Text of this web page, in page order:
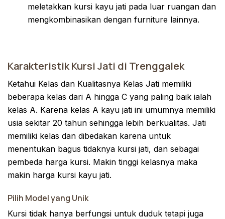
meletakkan kursi kayu jati pada luar ruangan dan
mengkombinasikan dengan furniture lainnya.
Karakteristik Kursi Jati di Trenggalek
Ketahui Kelas dan Kualitasnya Kelas Jati memiliki
beberapa kelas dari A hingga C yang paling baik ialah
kelas A. Karena kelas A kayu jati ini umumnya memiliki
usia sekitar 20 tahun sehingga lebih berkualitas. Jati
memiliki kelas dan dibedakan karena untuk
menentukan bagus tidaknya kursi jati, dan sebagai
pembeda harga kursi. Makin tinggi kelasnya maka
makin harga kursi kayu jati.
Pilih Model yang Unik
Kursi tidak hanya berfungsi untuk duduk tetapi juga